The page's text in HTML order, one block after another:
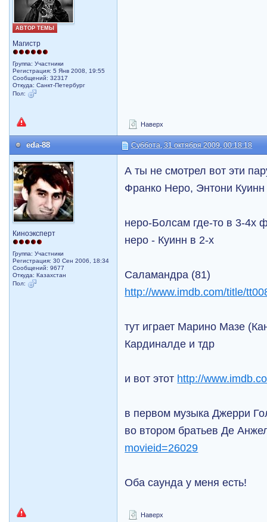
АВТОР ТЕМЫ
Магистр
Группа: Участники
Регистрация: 5 Янв 2008, 19:55
Сообщений: 32317
Откуда: Санкт-Петербург
Пол:
Наверх
eda-88 Суббота, 31 октября 2009, 00:18:18
Киноэксперт
Группа: Участники
Регистрация: 30 Сен 2006, 18:34
Сообщений: 9677
Откуда: Казахстан
Пол:
А ты не смотрел вот эти
Франко Неро, Энтони Куинн
неро-Болсам где-то в 3-4х
неро - Куинн в 2-х
Саламандра (81)
http://www.imdb.com/title/
тут играет Марино Мазе
Кардиналде и тдр
и вот этот http://
в первом музыка Джерри
во втором братьев Де
movieid=26029
Оба саунда у меня есть!
Наверх